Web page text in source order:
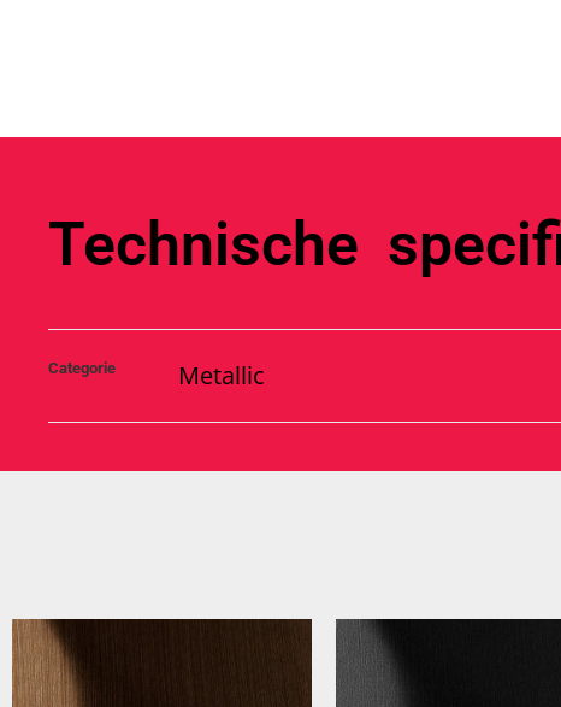
Technische
Categorie Metallic